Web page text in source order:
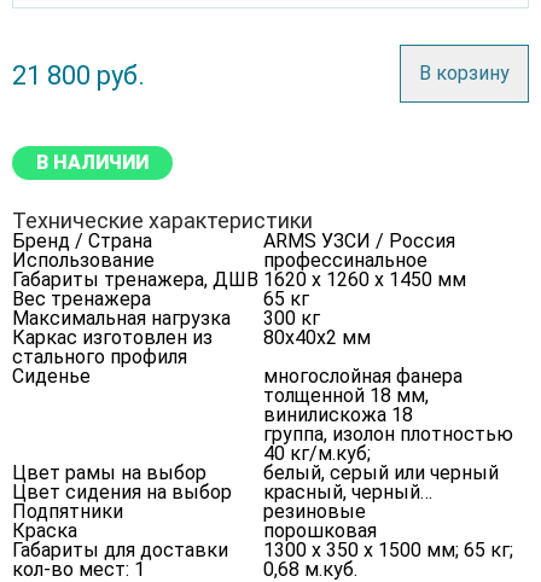
21 800 руб. В корзину
В НАЛИЧИИ
Технические характеристики
Бренд / Страна
ARMS УЗСИ / Россия
Использование
профессинальное
Габариты тренажера, ДШВ 1620 х 1260 х 1450 мм
Вес тренажера
65 кг
Максимальная нагрузка
300 кг
Каркас изготовлен из
стального профиля
80х40х2 мм
Сиденье
многослойная фанера
толщенной 18 мм,
винилискожа 18
группа, изолон плотностью
40 кг/м.куб;
Цвет рамы на выбор
белый, серый или черный
Цвет сидения на выбор
красный, черный…
Подпятники
резиновые
Краска
порошковая
Габариты для доставки
кол-во мест: 1
1300 x 350 x 1500 мм; 65 кг;
0,68 м.куб.